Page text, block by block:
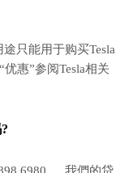
只能用于购买Tesla
惠”参阅Tesla相关
6980 ， 我們的贷